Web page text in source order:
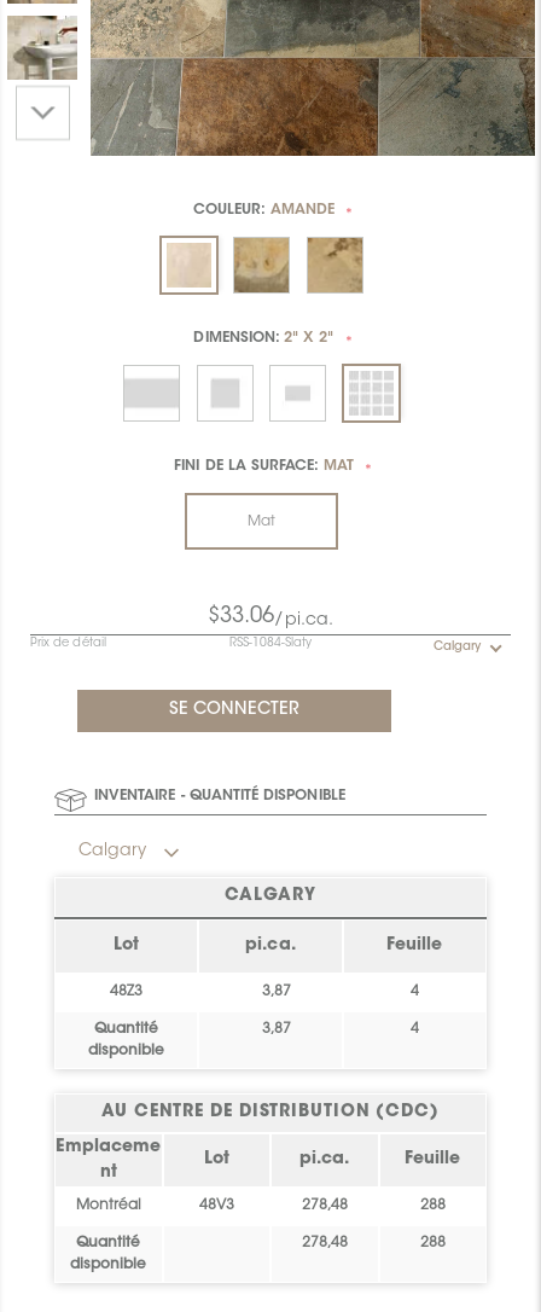
COULEUR: AMANDE *
DIMENSION:2" X 2" *
FINI DE LA SURFACE: MAT *
Mat
$33.06/pi.ca.
Prix de détail RSS-1084-Slaty Calgary
INVENTAIRE - QUANTITÉ DISPONIBLE
Calgary
CALGARY
Lot pi.ca. Feuille
48Z3 3,87 4
Quantité
disponible
3,87 4
AU CENTRE DE DISTRIBUTION (CDC)
Emplaceme
nt
Lot pi.ca. Feuille
Montréal 48V3 278,48 288
Quantité
disponible
278,48 288